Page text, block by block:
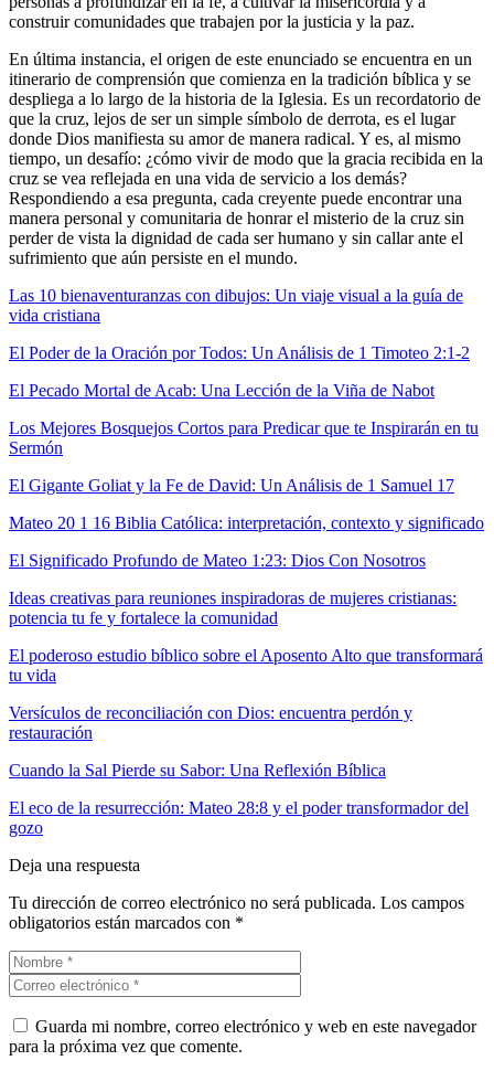
construir comunidades que trabajen por la justicia y la paz.
En última instancia, el origen de este enunciado se encuentra en un
itinerario de comprensión que comienza en la tradición bíblica y se
despliega a lo largo de la historia de la Iglesia. Es un recordatorio de
que la cruz, lejos de ser un simple símbolo de derrota, es el lugar
donde Dios manifiesta su amor de manera radical. Y es, al mismo
tiempo, un desafío: ¿cómo vivir de modo que la gracia recibida en la
cruz se vea reflejada en una vida de servicio a los demás?
Respondiendo a esa pregunta, cada creyente puede encontrar una
manera personal y comunitaria de honrar el misterio de la cruz sin
perder de vista la dignidad de cada ser humano y sin callar ante el
sufrimiento que aún persiste en el mundo.
Las 10 bienaventuranzas con dibujos: Un viaje visual a la guía de
vida cristiana
El Poder de la Oración por Todos: Un Análisis de 1 Timoteo 2:1-2
El Pecado Mortal de Acab: Una Lección de la Viña de Nabot
Los Mejores Bosquejos Cortos para Predicar que te Inspirarán en tu
Sermón
El Gigante Goliat y la Fe de David: Un Análisis de 1 Samuel 17
Mateo 20 1 16 Biblia Católica: interpretación, contexto y significado
El Significado Profundo de Mateo 1:23: Dios Con Nosotros
Ideas creativas para reuniones inspiradoras de mujeres cristianas:
potencia tu fe y fortalece la comunidad
El poderoso estudio bíblico sobre el Aposento Alto que transformará
tu vida
Versículos de reconciliación con Dios: encuentra perdón y
restauración
Cuando la Sal Pierde su Sabor: Una Reflexión Bíblica
El eco de la resurrección: Mateo 28:8 y el poder transformador del
gozo
Deja una respuesta
Tu dirección de correo electrónico no será publicada. Los campos
obligatorios están marcados con *
Guarda mi nombre, correo electrónico y web en este navegador
para la próxima vez que comente.